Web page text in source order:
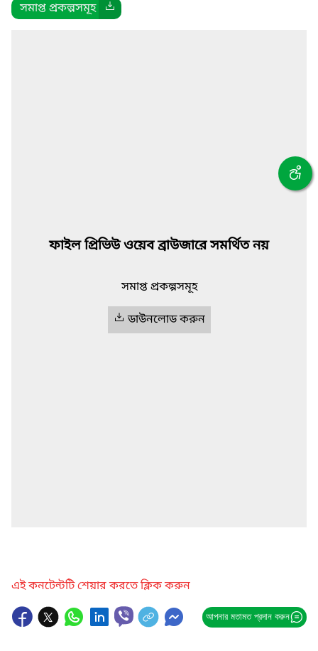
সমাপ্ত প্রকল্পসমূহ
ফাইল প্রিভিউ ওয়েব ব্রাউজারে সমর্থিত নয়
সমাপ্ত প্রকল্পসমূহ
ডাউনলোড করুন
এই কনটেন্টটি শেয়ার করতে ক্লিক করুন
আপনার মতামত প্রদান করুন